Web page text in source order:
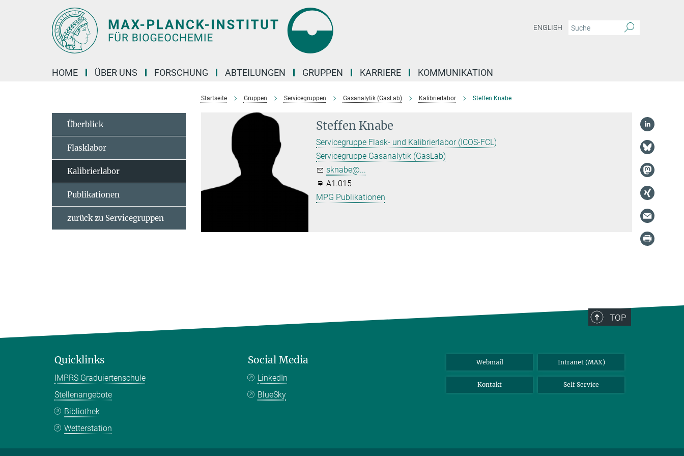
ENGLISH
HOME ÜBER UNS FORSCHUNG ABTEILUNGEN GRUPPEN KARRIERE KOMMUNIKATION
Startseite Gruppen Servicegruppen Gasanalytik (GasLab) Kalibrierlabor Steffen Knabe
Steffen Knabe
Servicegruppe Flask- und Kalibrierlabor (ICOS-FCL)
Servicegruppe Gasanalytik (GasLab)
sknabe@...
A1.015
MPG Publikationen
Überblick
Flasklabor
Kalibrierlabor
Publikationen
zurück zu Servicegruppen
TOP
Quicklinks
IMPRS Graduiertenschule
Stellenangebote
Bibliothek
Wetterstation
Social Media
LinkedIn
BlueSky
Webmail Intranet (MAX)
Kontakt Self Service